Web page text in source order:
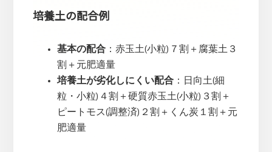
培養土の配合例
基本の配合：赤玉土(小粒)７割＋腐葉土３
割＋元肥適量
培養土が劣化しにくい配合：日向土(細
粒・小粒)４割＋硬質赤玉土(小粒)３割＋
ピートモス(調整済)２割＋くん炭１割＋元
肥適量